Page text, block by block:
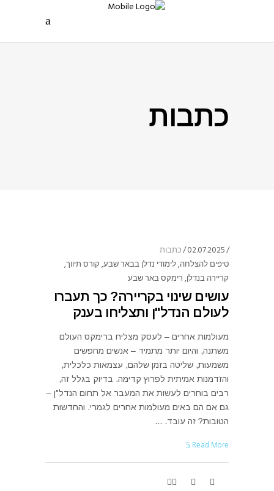
כתבות
02.07.2025 כתבות
טיפים להצלחה,לימודי נדלן בבאר שבע,קורס תיווך,
קריירה בנדלן,רימקס באר שבע
עושים שינוי בקריירה? כך תעברו
לעולם הנדל"ן ותצליחו בענק
מעולמות אחרים – לעסק מצליח ברימקס העולם
משתנה, והיום יותר מתמיד – אנשים מחפשים
משמעות, שליטה בזמן שלהם, עצמאות כלכלית,
והזדמנות אמיתית לפרוץ קדימה. בדיוק בגלל זה,
רבים בוחרים לעשות את המעבר אל תחום הנדל"ן –
גם אם הם באים מעולמות אחרים לגמרי. והחדשות
הטובות? זה עובד.
Read More